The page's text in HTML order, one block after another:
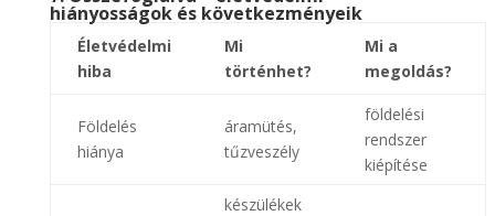
hiányosságok és következményeik
Életvédelmi
hiba
Mi
történhet?
Mi a
megoldás?
Földelés
hiánya
áramütés,
tűzveszély
földelési
rendszer
kiépítése
készülékek